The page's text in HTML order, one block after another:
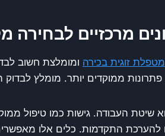
מרכזיים לבחירה
מטפלת זוגית בכירה ומומלצת חשוב
פתרונות ממוקדים יותר. מומלץ
להערכת התקדמות. כלים אלו